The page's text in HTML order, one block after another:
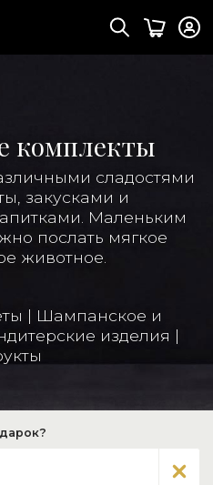
комплекты
сладостями
закусками и
Маленьким
послать мягкое
животное.
| Шампанское и
изделия |